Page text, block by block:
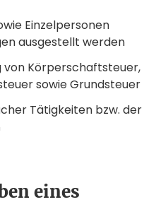
Einzelpersonen
ausgestellt werden
von Körperschaftsteuer,
sowie Grundsteuer
Tätigkeiten bzw. der
eines